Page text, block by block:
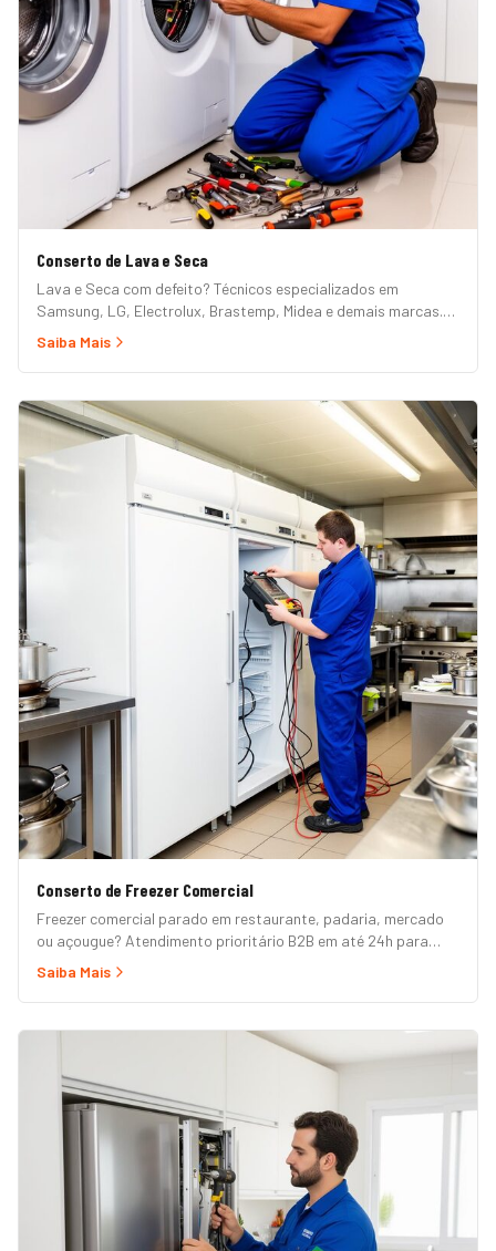
Conserto de Lava e Seca
Lava e Seca com defeito? Técnicos especializados em
Samsung, LG, Electrolux, Brastemp, Midea e demais marcas.
Erros de painel, não centrifuga, não seca, vazamento e mais.
Saiba Mais
Conserto de Freezer Comercial
Freezer comercial parado em restaurante, padaria, mercado
ou açougue? Atendimento prioritário B2B em até 24h para
horizontal, vertical, expositor, ilha refrigerada e câmara fria.
Saiba Mais